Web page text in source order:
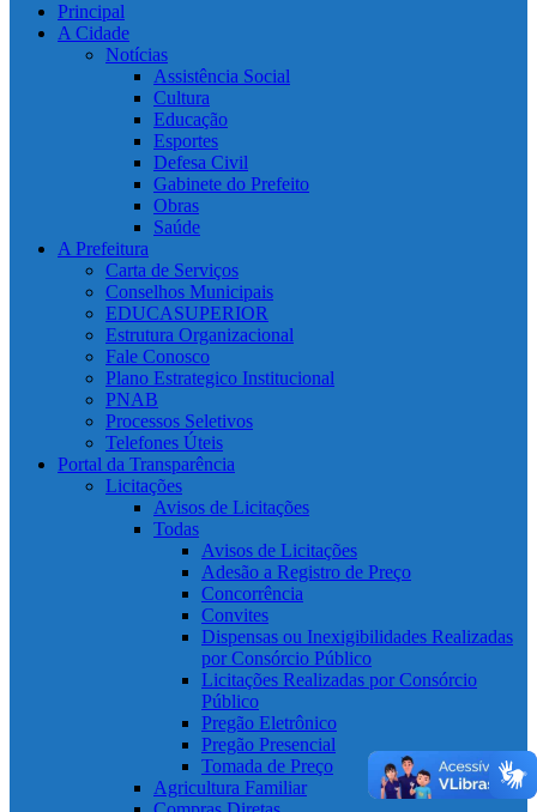
Principal
A Cidade
Notícias
Assistência Social
Cultura
Educação
Esportes
Defesa Civil
Gabinete do Prefeito
Obras
Saúde
A Prefeitura
Carta de Serviços
Conselhos Municipais
EDUCASUPERIOR
Estrutura Organizacional
Fale Conosco
Plano Estrategico Institucional
PNAB
Processos Seletivos
Telefones Úteis
Portal da Transparência
Licitações
Avisos de Licitações
Todas
Avisos de Licitações
Adesão a Registro de Preço
Concorrência
Convites
Dispensas ou Inexigibilidades Realizadas
por Consórcio Público
Licitações Realizadas por Consórcio
Público
Pregão Eletrônico
Pregão Presencial
Tomada de Preço
Agricultura Familiar